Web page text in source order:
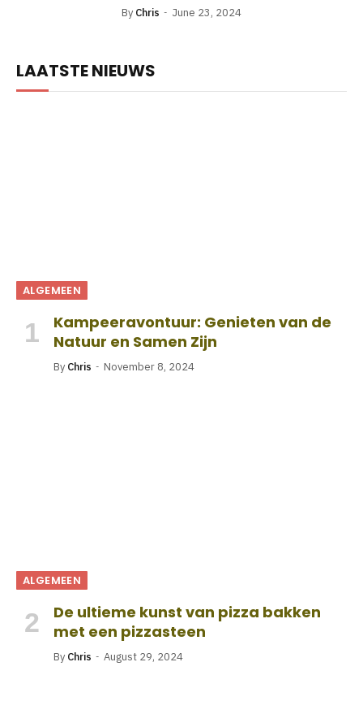
By Chris June 23, 2024
LAATSTE NIEUWS
ALGEMEEN
Kampeeravontuur: Genieten van de
Natuur en Samen Zijn
By Chris November 8, 2024
ALGEMEEN
De ultieme kunst van pizza bakken
met een pizzasteen
By Chris August 29, 2024